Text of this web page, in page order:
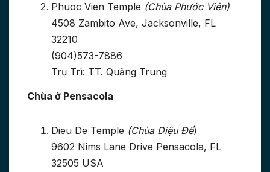
Phuoc Vien Temple (Chùa Phước Viên)
4508 Zambito Ave, Jacksonville, FL
32210
(904)573-7886
Trụ Trì: TT. Quảng Trung
Chùa ở Pensacola
Dieu De Temple (Chùa Diệu Đế)
9602 Nims Lane Drive Pensacola, FL
32505 USA